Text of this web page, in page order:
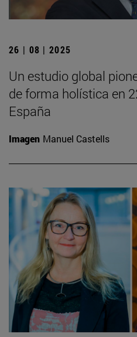
26 | 08 | 2025
Un estudio global
de forma holística en
España
Imagen Manuel Castells